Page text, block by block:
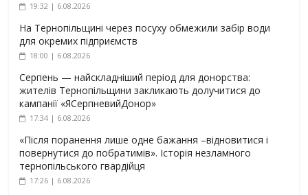
19:32 | 6.08.2026
На Тернопільщині через посуху обмежили забір води
для окремих підприємств
18:00 | 6.08.2026
Серпень — найскладніший період для донорства:
жителів Тернопільщини закликають долучитися до
кампанії «ЯСерпневийДонор»
17:34 | 6.08.2026
«Після поранення лише одне бажання –відновитися і
повернутися до побратимів». Історія незламного
тернопільського гвардійця
17:26 | 6.08.2026